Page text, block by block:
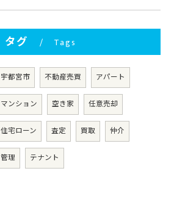
タグ Tags
宇都宮市 不動産売買 アパート
マンション 空き家 任意売却
住宅ローン 査定 買取 仲介
管理 テナント